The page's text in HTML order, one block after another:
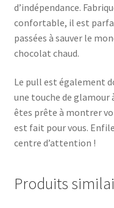
d’indépendance.
confortable, il est
passées à sauver le
chocolat chaud.
Le pull est également
une touche de glamour
êtes prête à montrer
est fait pour vous.
centre d’attention !
Produits